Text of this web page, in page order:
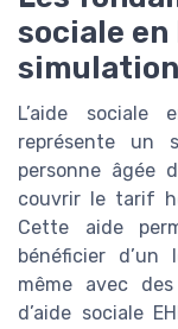
sociale en
L’aide sociale
représente un
personne âgée
couvrir le tarif
Cette aide
bénéficier d’un
même avec
d’aide sociale